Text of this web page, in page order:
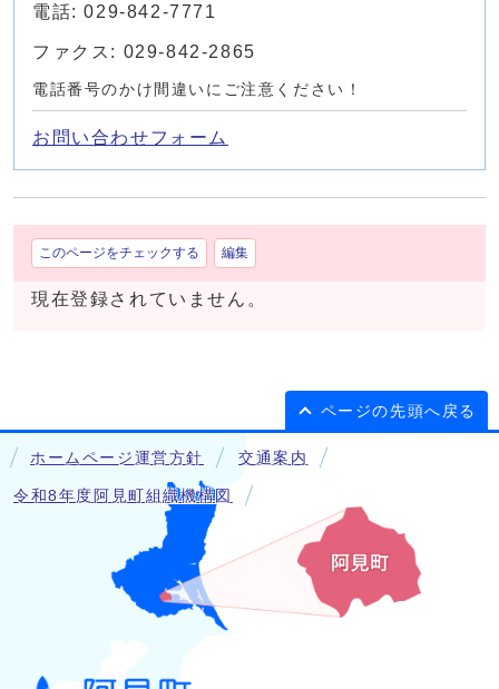
電話: 029-842-7771
ファクス: 029-842-2865
電話番号のかけ間違いにご注意ください！
お問い合わせフォーム
このページをチェックする 編集
現在登録されていません。
ページの先頭へ戻る
ホームページ運営方針 交通案内
令和8年度阿見町組織機構図